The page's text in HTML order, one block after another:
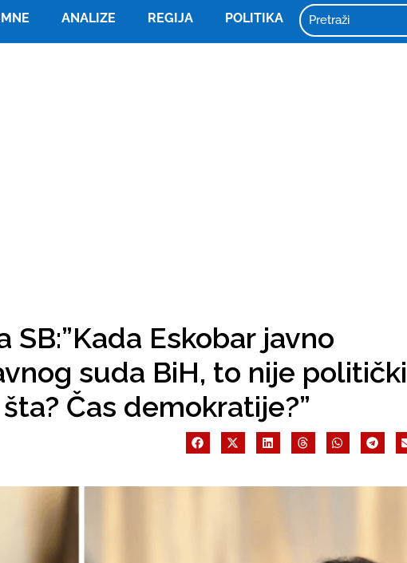
ANALIZE REGIJA POLITIKA
Eskobar javno
suda BiH, to nije politički
Čas demokratije?”